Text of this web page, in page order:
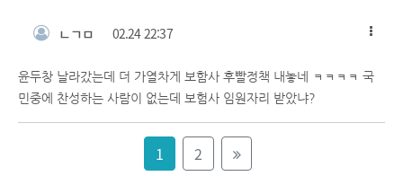
ㄴㄱㅁ 02.24 22:37
윤두창 날라갔는데 더 가열차게 보함사 후빨정책 내놓네 ㅋㅋㅋㅋ 국
민중에 찬성하는 사람이 없는데 보험사 임원자리 받았냐?
1 2